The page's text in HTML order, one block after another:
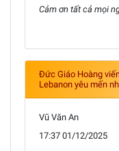
Cảm ơn tất cả mọi
Đức Giáo Hoàng
Lebanon yêu mến
Vũ Văn An
17:37 01/12/2025